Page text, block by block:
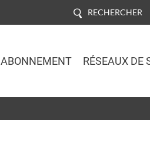
RECHERCHER
ABONNEMENT RÉSEAUX DE